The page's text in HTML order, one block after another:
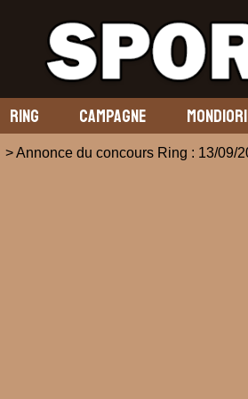
RING CAMPAGNE
> Annonce du concours Ring : 13/09/